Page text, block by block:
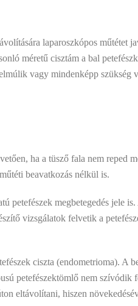
laparoszkópos műtétet
méretű cisztám a bal
vagy mindenképp szükség
ha a tüsző fala nem reped
beavatkozás nélkül is.
petefészek megbetegedés jele
vizsgálatok felvetik a
ciszta (endometrioma). A
petefészektömlő nem szívódik
eltávolítani, hiszen